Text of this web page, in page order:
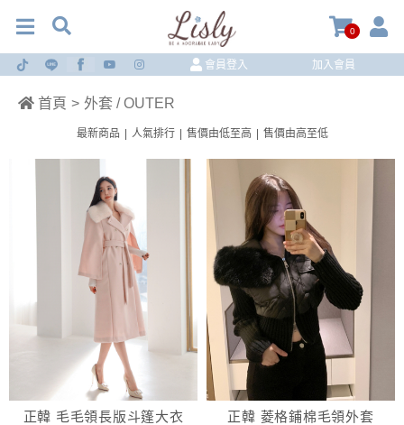
0
會員登入 加入會員
首頁 > 外套 / OUTER
最新商品 人氣排行 售價由低至高 售價由高至低
正韓 毛毛領長版斗篷大衣 正韓 菱格鋪棉毛領外套